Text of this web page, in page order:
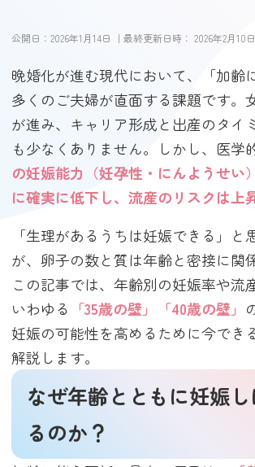
公開日：2026年1月14日 ｜最終更新日時：2026年2月10日
晩婚化が進む現代において、「加齢
多くのご夫婦が直面する課題です。
が進み、キャリア形成と出産のタイ
も少なくありません。しかし、医学
の妊娠能力（妊孕性・にんようせい
に確実に低下し、流産のリスクは上
「生理があるうちは妊娠できる」と
が、卵子の数と質は年齢と密接に関
この記事では、年齢別の妊娠率や流
いわゆる
「35歳の壁」「40歳の壁」
妊娠の可能性を高めるために今でき
解説します。
なぜ年齢とともに妊娠
るのか？